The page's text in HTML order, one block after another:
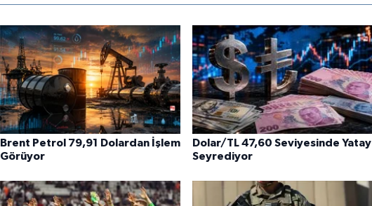
Brent Petrol 79,91 Dolardan İşlem
Görüyor
Dolar/TL 47,60 Seviyesinde Yatay
Seyrediyor